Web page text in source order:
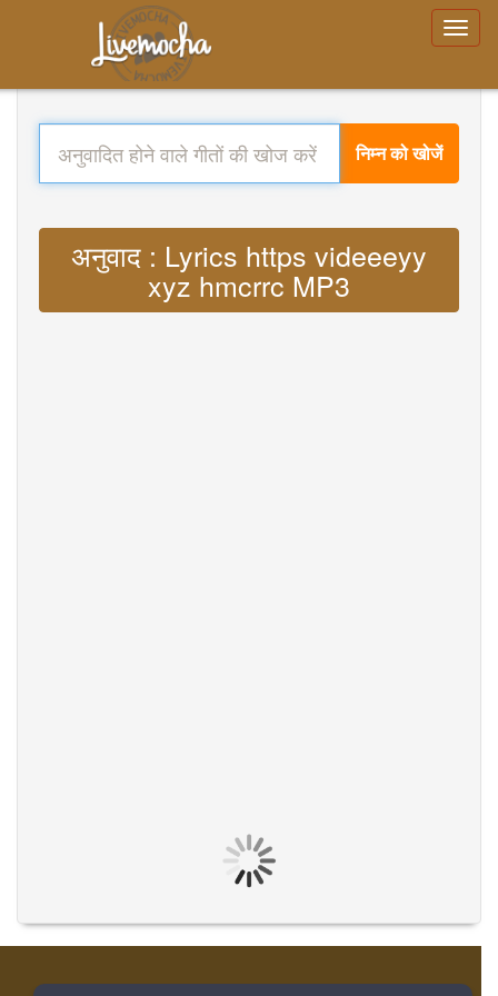
निम्न को खोजें
अनुवाद : Lyrics https videeeyy
xyz hmcrrc MP3